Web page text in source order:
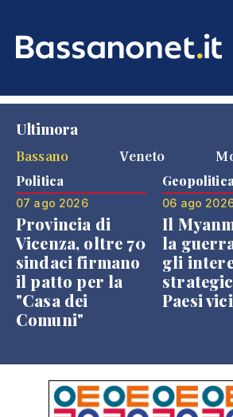
Ultimora
Bassano
Veneto
Politica
07 ago 2026
Provincia di
Vicenza, oltre 70
sindaci firmano
il patto per la
"Casa dei
Comuni"
Geopolitica
06 ago
Il
la
gli
Paesi